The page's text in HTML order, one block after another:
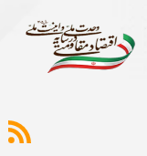
Open